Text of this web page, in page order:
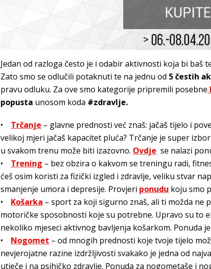
Jedan od razloga često je i odabir aktivnosti koja bi baš
Zato smo se odlučili potaknuti te na jednu od 5 čestih
pravu odluku. Za ove smo kategorije pripremili posebne
popusta unosom koda #zdravlje.
• Trčanje – glavne prednosti već znaš: jačaš tijelo i
velikoj mjeri jačaš kapacitet pluća? Trčanje je super
u svakom trenu može biti izazovno. Ovdje se nalazi
• Trening – bez obzira o kakvom se treningu radi,
ćeš osim koristi za fizički izgled i zdravlje, veliku stvar
smanjenje umora i depresije. Provjeri ponudu koju smo
• Košarka – sport za koji sigurno znaš, ali ti možda ne
motoričke sposobnosti koje su potrebne. Upravo su to
nekoliko mjeseci aktivnog bavljenja košarkom. Ponuda je
• Nogomet – od mnogih prednosti koje tvoje tijelo
nevjerojatne razine izdržljivosti svakako je jedna od
utječe i na psihičko zdravlje. Ponuda za nogometaše i